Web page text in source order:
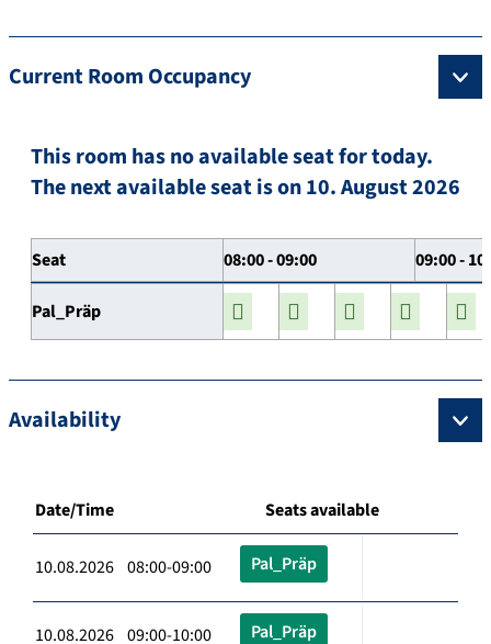
Current Room Occupancy
This room has no available seat for today.
The next available seat is on 10. August 2026
Seat 08:00 - 09:00 09:00 -
Pal_Präp
Availability
Date/Time Seats available
10.08.2026 08:00-09:00 Pal_Präp
10.08.2026 09:00-10:00 Pal_Präp